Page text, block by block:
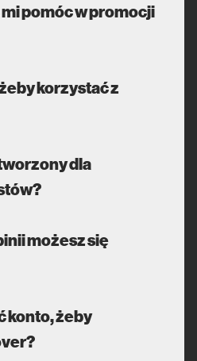
pomóc w promocji
korzystać z
dla
możesz się
konto, żeby